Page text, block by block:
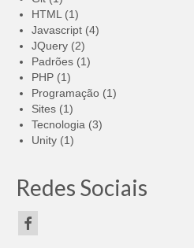
HTML (1)
Javascript (4)
JQuery (2)
Padrões (1)
PHP (1)
Programação (1)
Sites (1)
Tecnologia (3)
Unity (1)
Redes Sociais